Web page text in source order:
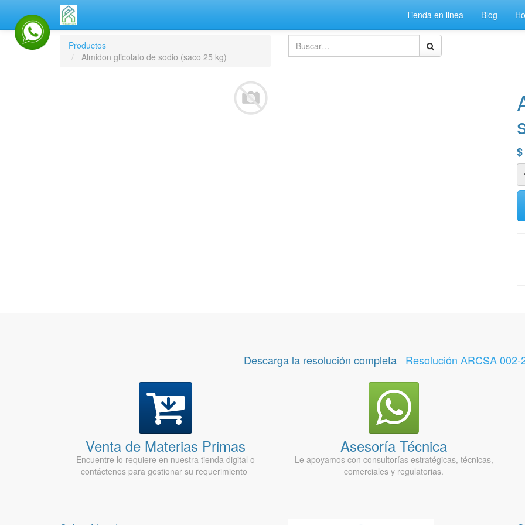
Tienda en linea Blog
Productos
Almidon glicolato de sodio (saco 25 kg)
$
Descarga la resolución completa Resolución ARCSA 002-
Venta de Materias Primas
Encuentre lo requiere en nuestra tienda digital o
contáctenos para gestionar su requerimiento
Asesoría Técnica
Le apoyamos con consultorías estratégicas, técnicas,
comerciales y regulatorias.